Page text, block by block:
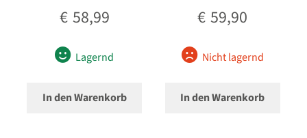
€ 58,99
Lagernd
In den Warenkorb
€ 59,90
Nicht lagernd
In den Warenkorb